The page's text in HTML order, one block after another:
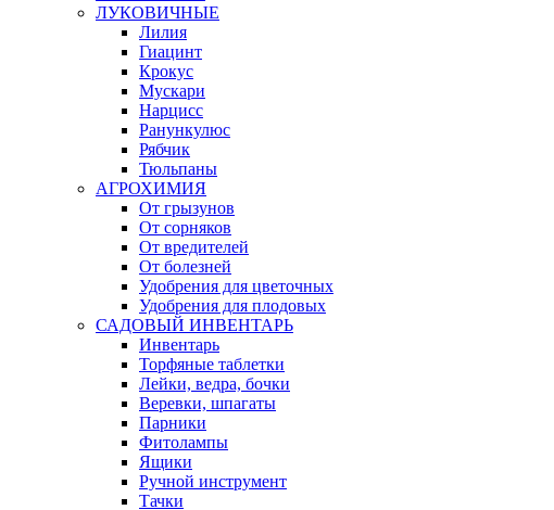
ЛУКОВИЧНЫЕ
Лилия
Гиацинт
Крокус
Мускари
Нарцисс
Ранункулюс
Рябчик
Тюльпаны
АГРОХИМИЯ
От грызунов
От сорняков
От вредителей
От болезней
Удобрения для цветочных
Удобрения для плодовых
САДОВЫЙ ИНВЕНТАРЬ
Инвентарь
Торфяные таблетки
Лейки, ведра, бочки
Веревки, шпагаты
Парники
Фитолампы
Ящики
Ручной инструмент
Тачки